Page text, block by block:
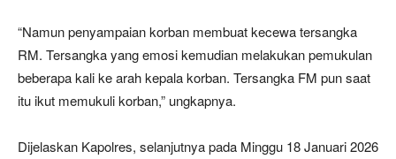
“Namun penyampaian korban membuat kecewa tersangka
RM. Tersangka yang emosi kemudian melakukan pemukulan
beberapa kali ke arah kepala korban. Tersangka FM pun saat
itu ikut memukuli korban,” ungkapnya.
Dijelaskan Kapolres, selanjutnya pada Minggu 18 Januari 2026